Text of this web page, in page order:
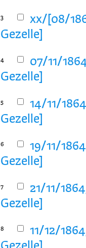
3
xx/[08/
Gezelle]
4
07/11/
Gezelle]
5
14/11/
Gezelle]
6
19/11/
Gezelle]
7
21/11/
Gezelle]
8
11/12/